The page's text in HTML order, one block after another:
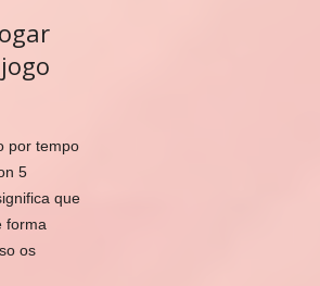
por tempo
5
que
forma
os